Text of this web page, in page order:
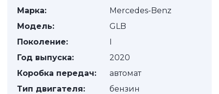
Марка:
Mercedes-Benz
Модель:
GLB
Поколение:
I
Год выпуска:
2020
Коробка передач:
автомат
Тип двигателя:
бензин